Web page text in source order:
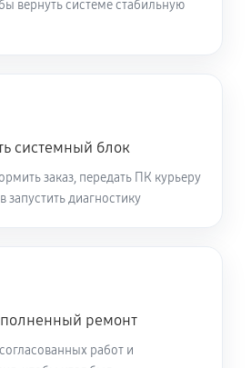
вернуть системе стабильную
системный блок
заказ, передать ПК курьеру
диагностику
ремонт
работ и